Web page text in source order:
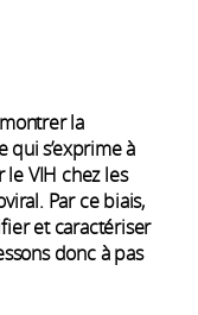
la
qui s’exprime à
VIH chez les
Par ce biais,
et caractériser
donc à pas